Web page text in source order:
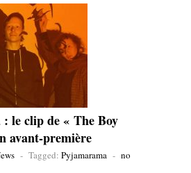
le clip de « The Boy
avant-première
- Tagged: Pyjamarama - no